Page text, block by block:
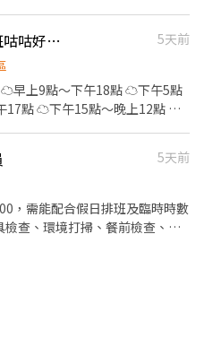
班作業 準備午餐需要的食材，環
及點餐跟收營 及出餐哇。外場
清潔 享有勞健保-生日禮金-員工
肯德基文化餐廳🐔早晚打烊班咕咕好夥伴
5天前
早上9點～下午18點 ☁️下午5點
17點 ☁️下午15點～晚上12點 ✏️
肯德基有很多很
5天前
，需能配合假日排班及臨時時數